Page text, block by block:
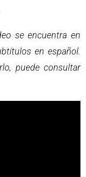
se encuentra en
en español.
puede consultar